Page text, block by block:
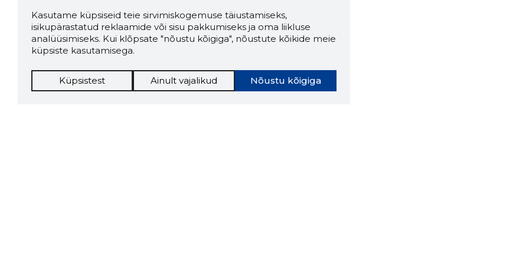
Kasutame küpsiseid teie sirvimiskogemuse täiustamiseks,
isikupärastatud reklaamide või sisu pakkumiseks ja oma liikluse
analüüsimiseks. Kui klõpsate "nõustu kõigiga", nõustute kõikide meie
küpsiste kasutamisega.
Nõustu kõigiga
Küpsistest Ainult vajalikud